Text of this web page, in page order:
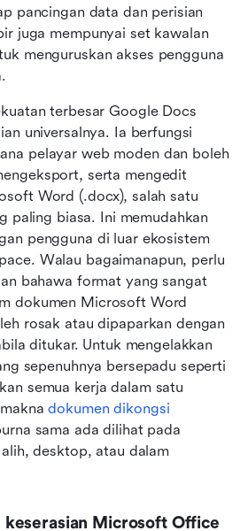
pancingan data dan perisian
juga mempunyai set kawalan
menguruskan akses pengguna
terbesar Google Docs
universalnya. Ia berfungsi
pelayar web moden dan boleh
serta mengedit
Word (.docx), salah satu
paling biasa. Ini memudahkan
pengguna di luar ekosistem
Walau bagaimanapun, perlu
bahawa format yang sangat
dokumen Microsoft Word
rosak atau dipaparkan dengan
ditukar. Untuk mengelakkan
semua kerja dalam satu
dokumen dikongsi
sama ada dilihat pada
desktop, atau dalam
keserasian Microsoft Office